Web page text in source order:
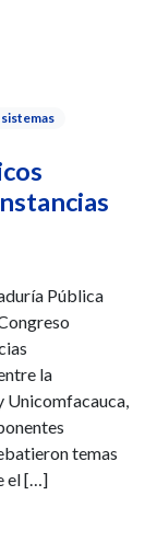
aporte al
Pública
la
Unicomfacauca,
temas
el […]
presentan